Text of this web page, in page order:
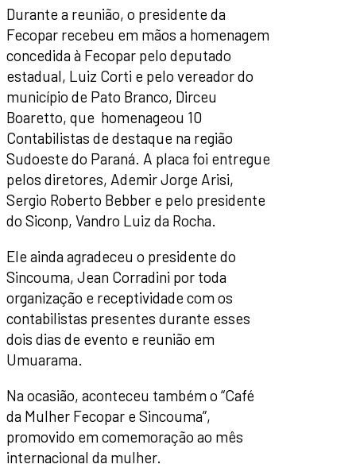
Durante a reunião, o presidente da
Fecopar recebeu em mãos a homenagem
concedida à Fecopar pelo deputado
estadual, Luiz Corti e pelo vereador do
município de Pato Branco, Dirceu
Boaretto, que homenageou 10
Contabilistas de destaque na região
Sudoeste do Paraná. A placa foi entregue
pelos diretores, Ademir Jorge Arisi,
Sergio Roberto Bebber e pelo presidente
do Siconp, Vandro Luiz da Rocha.
Ele ainda agradeceu o presidente do
Sincouma, Jean Corradini por toda
organização e receptividade com os
contabilistas presentes durante esses
dois dias de evento e reunião em
Umuarama.
Na ocasião, aconteceu também o “Café
da Mulher Fecopar e Sincouma”,
promovido em comemoração ao mês
internacional da mulher.